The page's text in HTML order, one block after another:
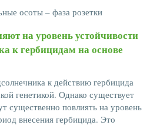
осоты – фаза розетки
на уровень устойчивости
к гербицидам на основе
к действию гербицида
генетикой. Однако существует
существенно повлиять на уровень
внесения гербицида. Это